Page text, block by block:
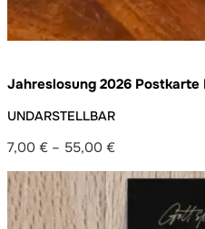
Jahreslosung 2026
UNDARSTELLBAR
7,00 € – 55,00 €
7,00 €
bis
55,00 €